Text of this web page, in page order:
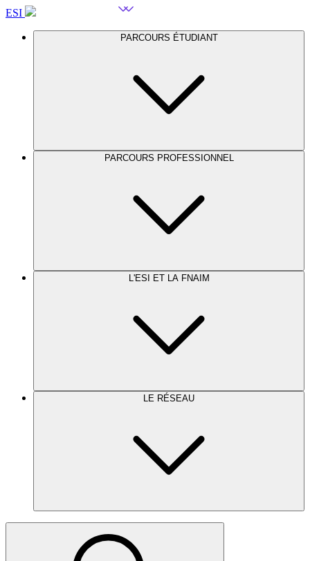
ESI
PARCOURS ÉTUDIANT
PARCOURS PROFESSIONNEL